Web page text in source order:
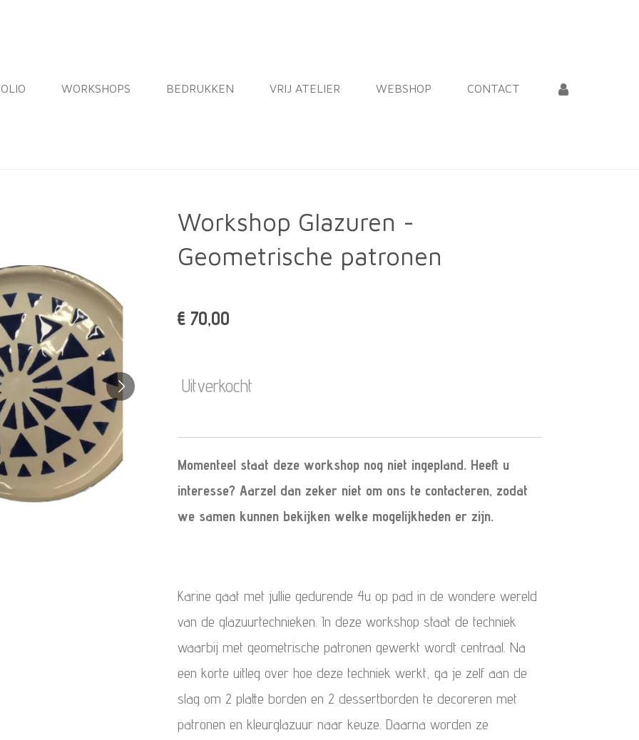
WORKSHOPS BEDRUKKEN VRIJ ATELIER WEBSHOP CONTACT
Workshop Glazuren -
Geometrische patronen
€ 70,00
Uitverkocht
Momenteel staat deze workshop nog niet ingepland. Heeft u
interesse? Aarzel dan zeker niet om ons te contacteren, zodat
we samen kunnen bekijken welke mogelijkheden er zijn.
Karine gaat met jullie gedurende 4u op pad in de wondere wereld
van de glazuurtechnieken. In deze workshop staat de techniek
waarbij met geometrische patronen gewerkt wordt centraal. Na
een korte uitleg over hoe deze techniek werkt, ga je zelf aan de
slag om 2 platte borden en 2 dessertborden te decoreren met
patronen en kleurglazuur naar keuze. Daarna worden ze